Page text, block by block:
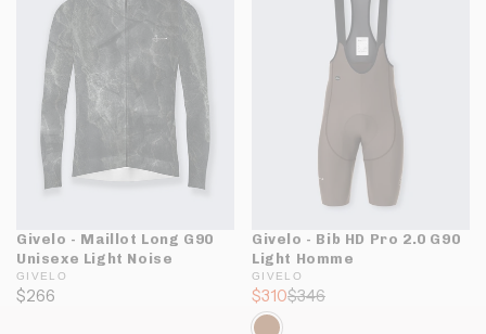
Givelo - Maillot Long G90
Unisexe Light Noise
GIVELO
$266
Givelo - Bib HD Pro 2.0 G90
Light Homme
GIVELO
$310$346